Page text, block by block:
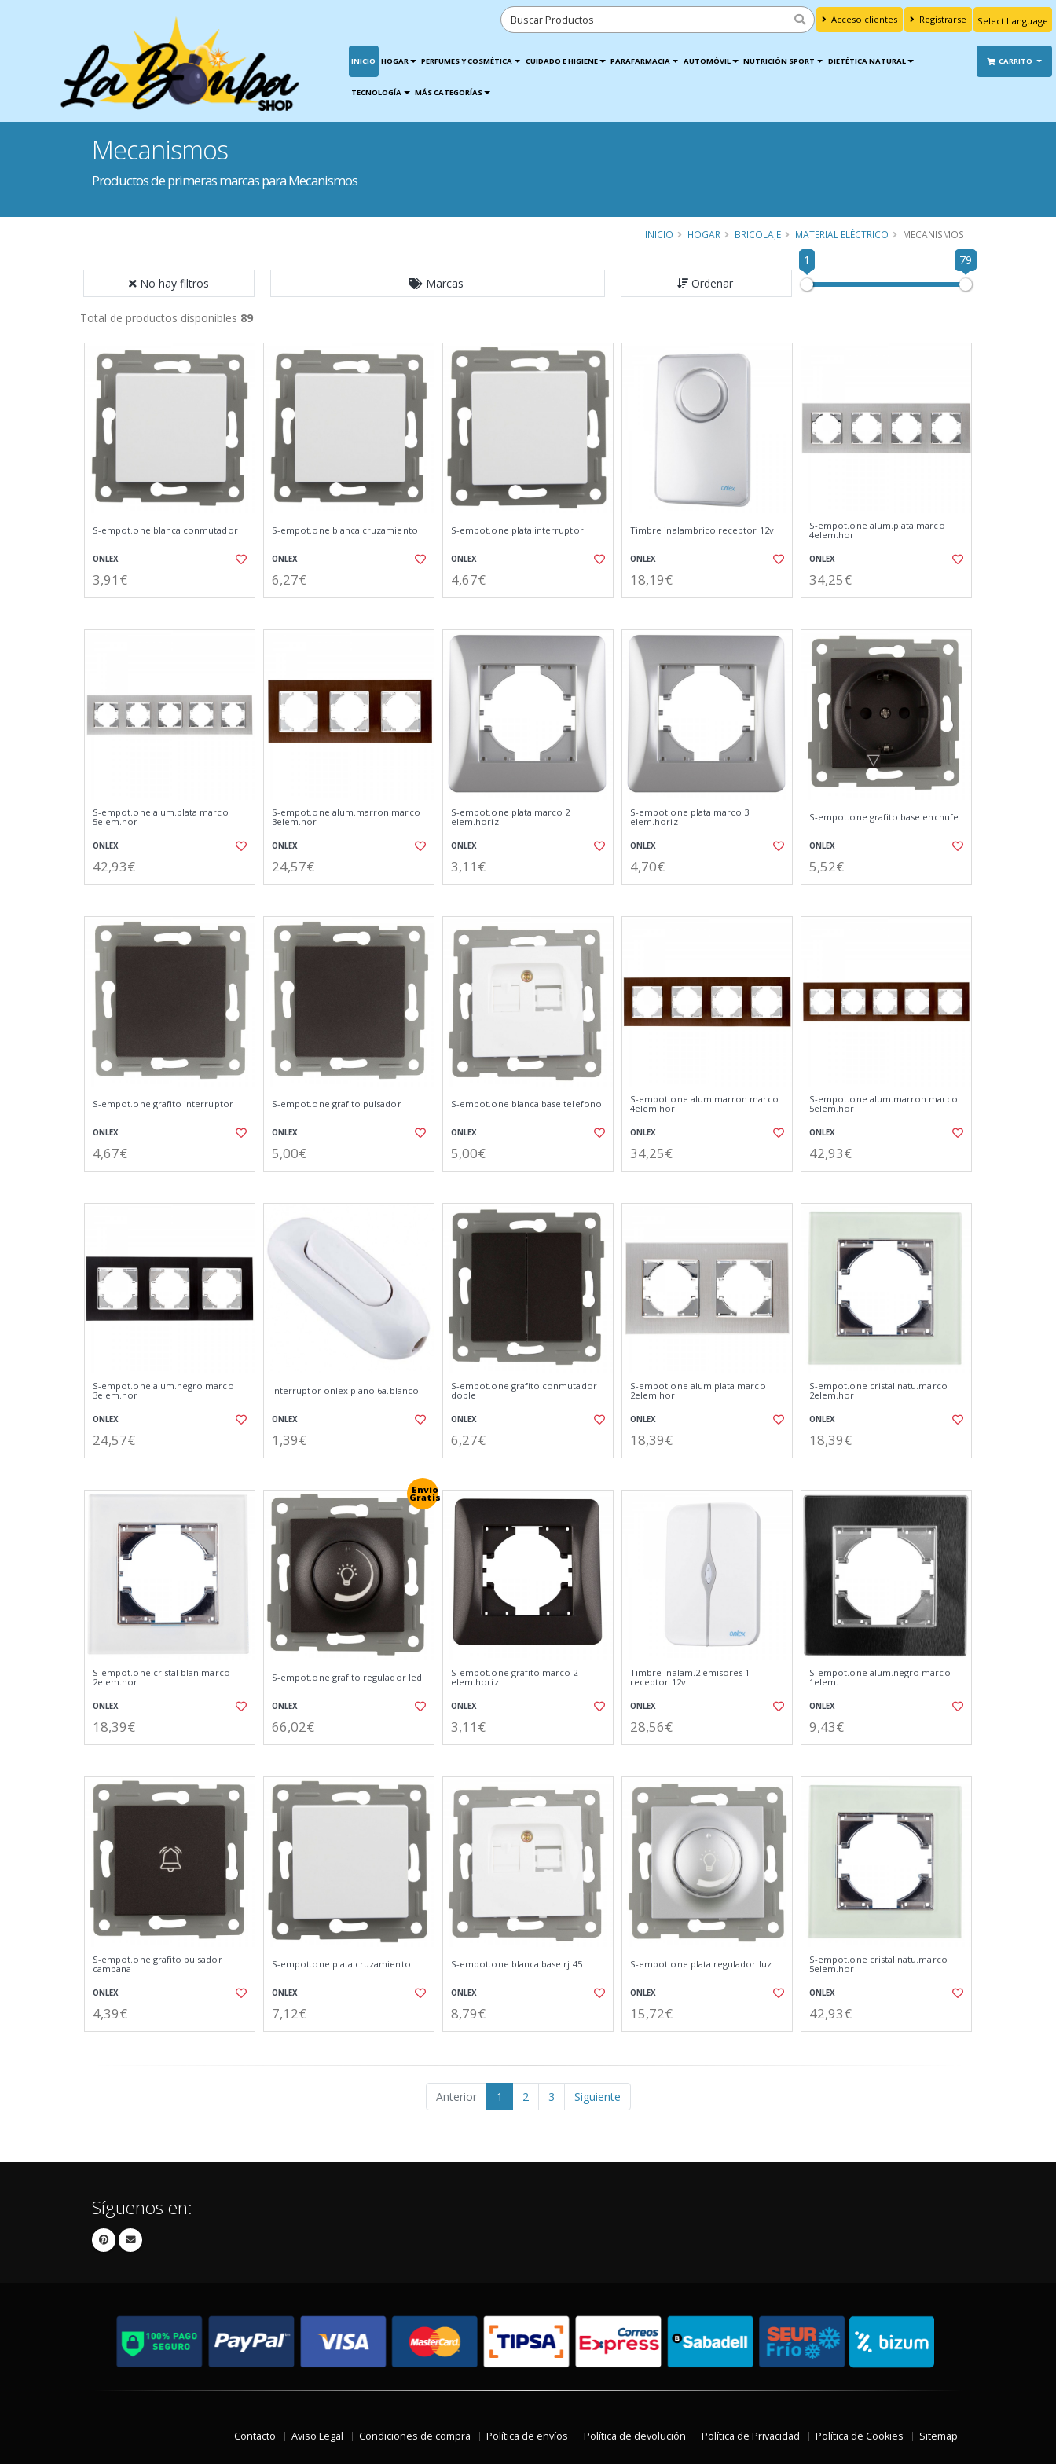
Acceso clientes Registrarse
Translate
INICIO HOGAR PERFUMES Y COSMÉTICA CUIDADO E HIGIENE PARAFARMACIA AUTOMÓVIL NUTRICIÓN SPORT DIETÉTICA NATURAL
TECNOLOGÍA MÁS CATEGORÍAS
CARRITO
Mecanismos
Productos de primeras marcas para Mecanismos
INICIO HOGAR BRICOLAJE MATERIAL ELÉCTRICO MECANISMOS
No hay filtros Marcas Ordenar
1 79
Total de productos disponibles 89
S-empot.one blanca conmutador
ONLEX
3,91€
S-empot.one blanca cruzamiento
ONLEX
6,27€
S-empot.one plata interruptor
ONLEX
4,67€
Timbre inalambrico receptor 12v
ONLEX
18,19€
S-empot.one alum.plata marco
4elem.hor
ONLEX
34,25€
S-empot.one alum.plata marco
5elem.hor
ONLEX
42,93€
S-empot.one alum.marron marco
3elem.hor
ONLEX
24,57€
S-empot.one plata marco 2
elem.horiz
ONLEX
3,11€
S-empot.one plata marco 3
elem.horiz
ONLEX
4,70€
S-empot.one grafito base enchufe
ONLEX
5,52€
S-empot.one grafito interruptor
ONLEX
4,67€
S-empot.one grafito pulsador
ONLEX
5,00€
S-empot.one blanca base telefono
ONLEX
5,00€
S-empot.one alum.marron marco
4elem.hor
ONLEX
34,25€
S-empot.one alum.marron marco
5elem.hor
ONLEX
42,93€
S-empot.one alum.negro marco
3elem.hor
ONLEX
24,57€
Interruptor onlex plano 6a.blanco
ONLEX
1,39€
S-empot.one grafito conmutador
doble
ONLEX
6,27€
S-empot.one alum.plata marco
2elem.hor
ONLEX
18,39€
S-empot.one cristal natu.marco
2elem.hor
ONLEX
18,39€
S-empot.one cristal blan.marco
2elem.hor
ONLEX
18,39€
Envío
Gratis
S-empot.one grafito regulador led
ONLEX
66,02€
S-empot.one grafito marco 2
elem.horiz
ONLEX
3,11€
Timbre inalam.2 emisores 1
receptor 12v
ONLEX
28,56€
S-empot.one alum.negro marco
1elem.
ONLEX
9,43€
S-empot.one grafito pulsador
campana
ONLEX
4,39€
S-empot.one plata cruzamiento
ONLEX
7,12€
S-empot.one blanca base rj 45
ONLEX
8,79€
S-empot.one plata regulador luz
ONLEX
15,72€
S-empot.one cristal natu.marco
5elem.hor
ONLEX
42,93€
Anterior 1 2 3 Siguiente
Síguenos en:
Contacto Aviso Legal Condiciones de compra Política de envíos Política de devolución Política de Privacidad Política de Cookies Sitemap